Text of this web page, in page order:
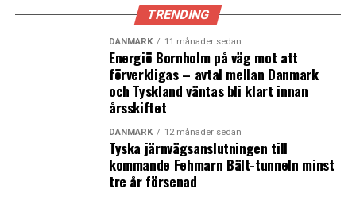
– Göteborg och Uppsala kämpade också men när
regeringen fattat sitt beslut ställde de sig bakom
Stockholm. Och i måndags fick vi besked från Lunds
universitet om att ledningen och styrelsen ställer sig
bakom regeringens beslut.
kontaktat den svenska regeringen om ett samarbete
– Sedan har jag bett om att få se ett underlag till
TRENDING
DANMARK 11 månader sedan
Energiö Bornholm på väg mot att
förverkligas – avtal mellan Danmark
och Tyskland väntas bli klart innan
årsskiftet
DANMARK 12 månader sedan
Tyska järnvägsanslutningen till
kommande Fehmarn Bält-tunneln minst
tre år försenad